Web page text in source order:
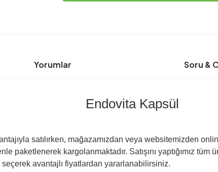
Yorumlar Soru &
Endovita Kapsül
satılırken, mağazamızdan veya websitemizden
paketlenerek kargolanmaktadır. Satışını yaptığımız
avantajlı fiyatlardan yararlanabilirsiniz.